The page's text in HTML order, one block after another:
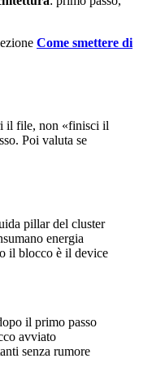
Come smettere di
il file, non «finisci il
Poi valuta se
pillar del cluster
energia
il blocco è il device
il primo passo
avviato
senza rumore